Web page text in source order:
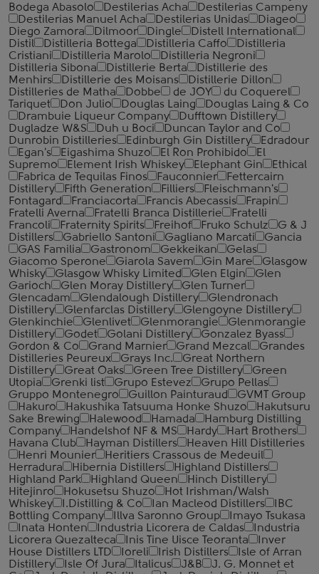
Bodega Abasolo
Destilerias Acha
Destilerias Campeny
Destilerias Manuel Acha
Destilerias Unidas
Diageo
Diego Zamora
Dilmoor Dingle
Distell International
Distil
Distilleria Bottega Distilleria Caffo
Distilleria
Cristiani
Distilleria Marolo
Distilleria Negroni
Distilleria Sibona
Distillerie Berta
Distillerie des
Menhirs
Distillerie des Moisans
Distillerie Dillon
Distilleries de Matha
Dobbe de JOY
du Coquerel
Tariquet
Don Julio Douglas Laing
Douglas Laing & Co
Drambuie Liqueur Company
Dufftown Distillery
Dugladze W&S
Duh u Boci
Duncan Taylor and Co
Dunrobin Distilleries
Edinburgh Gin Distillery
Edradour
Egan's
Eigashima Shuzo El Ron Prohibido
El
Supremo
Element Irish Whiskey Elephant Gin
Ethical
Fabrica de Tequilas Finos
Fauconnier
Fettercairn
Distillery
Fifth Generation Filliers
Fleischmann's
Fontagard
Franciacorta Francis Abecassis
Frapin
Fratelli Averna
Fratelli Branca Distillerie
Fratelli
‎Francoli
Fraternity Spirits Freihof Fruko Schulz
G & J
Distillers
Gabriello Santoni Gagliano Marcati
Gancia
GAS Familia
Gastronom Gekkeikan
Gelas
Giacomo Sperone
Giarola Savem Gin Mare
Glasgow
Whisky
Glasgow Whisky Limited Glen Elgin
Glen
Garioch
Glen Moray Distillery
Glen Turner
Glencadam
Glendalough Distillery
Glendronach
Distillery
Glenfarclas Distillery
Glengoyne Distillery
Glenkinchie
Glenlivet Glenmorangie
Glenmorangie
Distillery
Godet Golani Distillery
Gonzalez Byass
Gordon & Co
Grand Marnier Grand Mezcal
Grandes
Distilleries Peureux
Grays Inc.
Great Northern
Distillery
Great Oaks Green Tree Distillery
Green
Utopia
Grenki list Grupo Estevez
Grupo Pellas
Gruppo Montenegro
Guillon Painturaud
GVMT Group
Hakuro
Hakushika Tatsuuma Honke Shuzo
Hakutsuru
Sake Brewing
Halewood Hamada
Hamburg Distilling
Company
Handelshof NF & MS Hardy
Hart Brothers
Havana Club
Hayman Distillers
Heaven Hill Distilleries
Henri Mounier
Heritiers Crassous de Medeuil
Herradura
Hibernia Distillers
Highland Distillers
Highland Park
Highland Queen
Hinch Distillery
Hitejinro
Hokusetsu Shuzo
Hot Irishman/Walsh
Whiskey
I.Distilling & Co Ian Macleod Distillers
IBC
Bottling Company
Illva Saronno Group
Imayo Tsukasa
Inata Honten
Industria Licorera de Caldas
Industria
Licorera Quezalteca
Inis Tine Uisce Teoranta
Inver
House Distillers LTD
Ioreli Irish Distillers
Isle of Arran
Distillery
Isle Of Jura Italicus J&B
J. G. Monnet et